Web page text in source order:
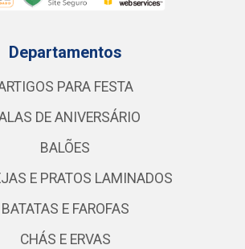
Departamentos
PARA FESTA
DE ANIVERSÁRIO
BALÕES
E PRATOS LAMINADOS
BATATAS E FAROFAS
CHÁS E ERVAS